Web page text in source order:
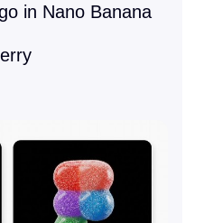
in Nano Banana